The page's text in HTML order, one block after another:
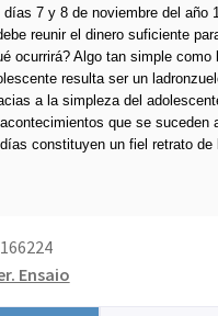
7 y 8 de noviembre del año
reunir el dinero suficiente
ocurrirá? Algo tan simple como
resulta ser un
a la simpleza del
que se suceden
constituyen un fiel retrato de
Ensaio